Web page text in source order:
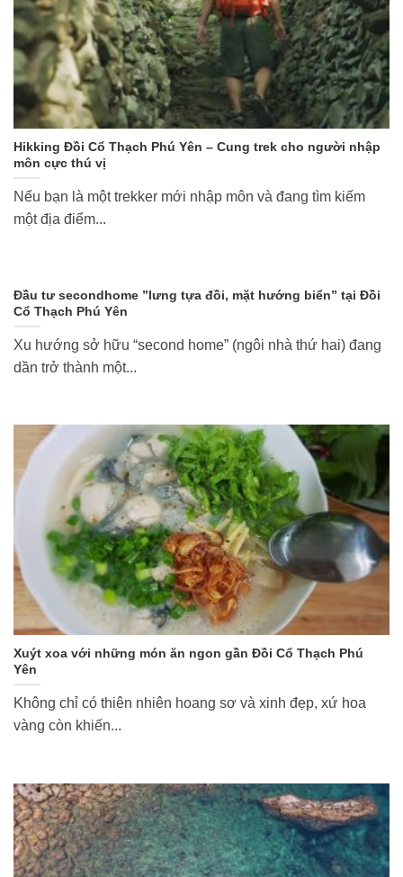
Hikking Đồi Cổ Thạch Phú Yên – Cung trek cho người nhập
môn cực thú vị
Nếu bạn là một trekker mới nhập môn và đang tìm kiếm
một địa điểm...
Đầu tư secondhome ”lưng tựa đồi, mặt hướng biển” tại Đồi
Cổ Thạch Phú Yên
Xu hướng sở hữu “second home” (ngôi nhà thứ hai) đang
dần trở thành một...
Xuýt xoa với những món ăn ngon gần Đồi Cổ Thạch Phú
Yên
Không chỉ có thiên nhiên hoang sơ và xinh đẹp, xứ hoa
vàng còn khiến...